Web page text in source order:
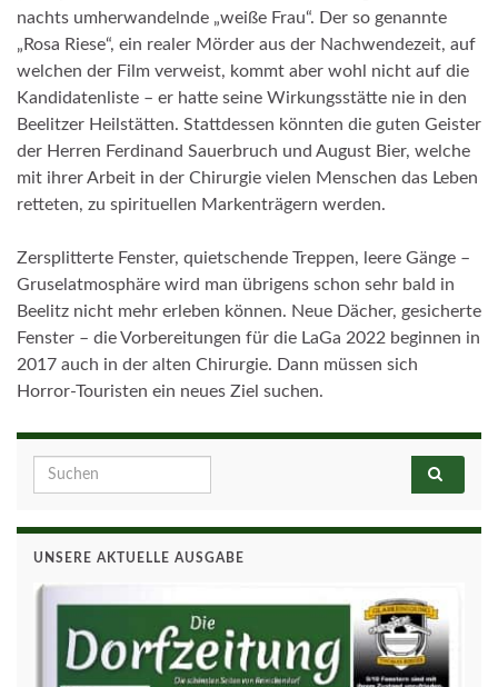
nachts umherwandelnde „weiße Frau“. Der so genannte
„Rosa Riese“, ein realer Mörder aus der Nachwendezeit, auf
welchen der Film verweist, kommt aber wohl nicht auf die
Kandidatenliste – er hatte seine Wirkungsstätte nie in den
Beelitzer Heilstätten. Stattdessen könnten die guten Geister
der Herren Ferdinand Sauerbruch und August Bier, welche
mit ihrer Arbeit in der Chirurgie vielen Menschen das Leben
retteten, zu spirituellen Markenträgern werden.
Zersplitterte Fenster, quietschende Treppen, leere Gänge –
Gruselatmosphäre wird man übrigens schon sehr bald in
Beelitz nicht mehr erleben können. Neue Dächer, gesicherte
Fenster – die Vorbereitungen für die LaGa 2022 beginnen in
2017 auch in der alten Chirurgie. Dann müssen sich
Horror-Touristen ein neues Ziel suchen.
Search for:
UNSERE AKTUELLE AUSGABE